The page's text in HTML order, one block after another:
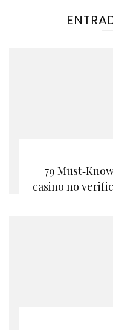
79
casino no